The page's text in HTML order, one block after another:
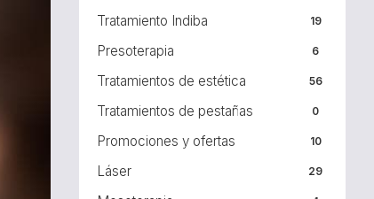
Tratamiento Indiba 19
Presoterapia 6
Tratamientos de estética 56
Tratamientos de pestañas 0
Promociones y ofertas 10
Láser 29